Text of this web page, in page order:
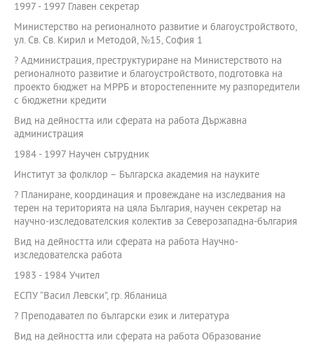
1997 - 1997 Главен секретар
Министерство на регионалното развитие и благоустройството,
ул. Св. Св. Кирил и Методой, №15, София 1
? Администрация, преструктуриране на Министерството на
регионалното развитие и благоустройството, подготовка на
проекто бюджет на МРРБ и второстепенните му разпоредители
с бюджетни кредити
Вид на дейността или сферата на работа Държавна
администрация
1984 - 1997 Научен сътрудник
Институт за фолклор – Българска академия на науките
? Планиране, координация и провеждане на изследвания на
терен на територията на цяла България, научен секретар на
научно-изследователския колектив за Северозападна-българия
Вид на дейността или сферата на работа Научно-
изследователска работа
1983 - 1984 Учител
ЕСПУ “Васил Левски”, гр. Ябланица
? Преподавател по български език и литература
Вид на дейността или сферата на работа Образование